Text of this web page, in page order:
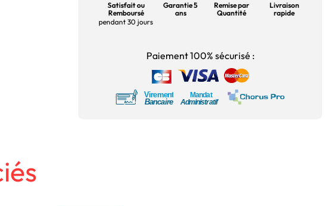
Satisfait ou
Remboursé
pendant 30 jours
Garantie 5
ans
Remise par
Quantité
Livraison
rapide
Paiement 100% sécurisé :